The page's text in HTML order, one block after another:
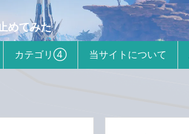
めてみた
カテゴリ④ 当サイトについて